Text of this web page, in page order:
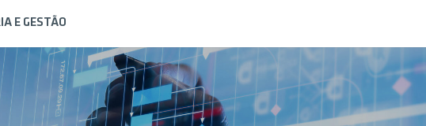
E GESTÃO